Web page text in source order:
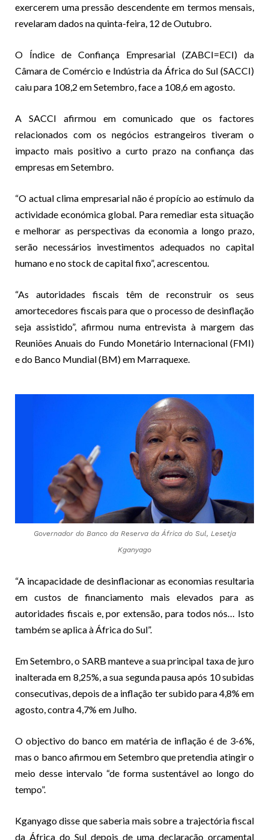
exercerem uma pressão descendente em termos mensais,
revelaram dados na quinta-feira, 12 de Outubro.
O Índice de Confiança Empresarial (ZABCI=ECI) da
Câmara de Comércio e Indústria da África do Sul (SACCI)
caiu para 108,2 em Setembro, face a 108,6 em agosto.
A SACCI afirmou em comunicado que os factores
relacionados com os negócios estrangeiros tiveram o
impacto mais positivo a curto prazo na confiança das
empresas em Setembro.
“O actual clima empresarial não é propício ao estímulo da
actividade económica global. Para remediar esta situação
e melhorar as perspectivas da economia a longo prazo,
serão necessários investimentos adequados no capital
humano e no stock de capital fixo”, acrescentou.
“As autoridades fiscais têm de reconstruir os seus
amortecedores fiscais para que o processo de desinflação
seja assistido”, afirmou numa entrevista à margem das
Reuniões Anuais do Fundo Monetário Internacional (FMI)
e do Banco Mundial (BM) em Marraquexe.
Governador do Banco da Reserva da África do Sul, Lesetja
Kganyago
“A incapacidade de desinflacionar as economias resultaria
em custos de financiamento mais elevados para as
autoridades fiscais e, por extensão, para todos nós… Isto
também se aplica à África do Sul”.
Em Setembro, o SARB manteve a sua principal taxa de juro
inalterada em 8,25%, a sua segunda pausa após 10 subidas
consecutivas, depois de a inflação ter subido para 4,8% em
agosto, contra 4,7% em Julho.
O objectivo do banco em matéria de inflação é de 3-6%,
mas o banco afirmou em Setembro que pretendia atingir o
meio desse intervalo “de forma sustentável ao longo do
tempo”.
Kganyago disse que saberia mais sobre a trajectória fiscal
da África do Sul depois de uma declaração orçamental